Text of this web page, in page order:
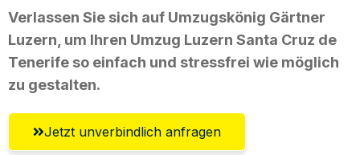
Verlassen Sie sich auf Umzugskönig Gärtner
Luzern, um Ihren Umzug Luzern Santa Cruz de
Tenerife so einfach und stressfrei wie möglich
zu gestalten.
Jetzt unverbindlich anfragen